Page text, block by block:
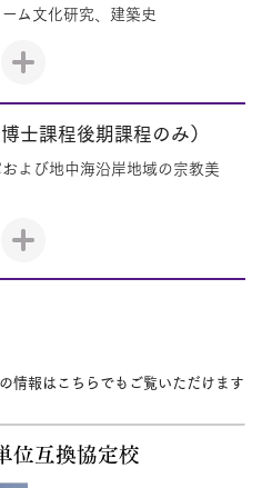
ム文化研究、建築史
士課程後期課程のみ）
よび地中海沿岸地域の宗教美
情報はこちらでもご覧いただけます
位互換協定校